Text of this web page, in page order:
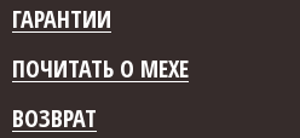
ГАРАНТИИ
ПОЧИТАТЬ О МЕХЕ
ВОЗВРАТ